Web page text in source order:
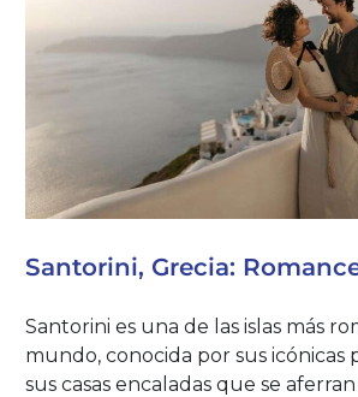
Santorini, Grecia:
Santorini es una de las islas más
mundo, conocida por sus icónicas
sus casas encaladas que se aferran